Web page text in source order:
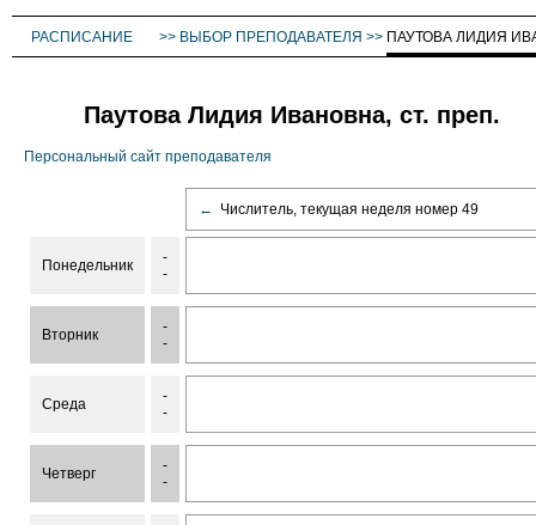
РАСПИСАНИЕ >> ВЫБОР ПРЕПОДАВАТЕЛЯ >> ПАУТОВА ЛИДИЯ
Паутова Лидия Ивановна, ст. преп.
Персональный сайт преподавателя
← Числитель, текущая неделя номер 49
Понедельник
-
-
Вторник
-
-
Среда
-
-
Четверг
-
-